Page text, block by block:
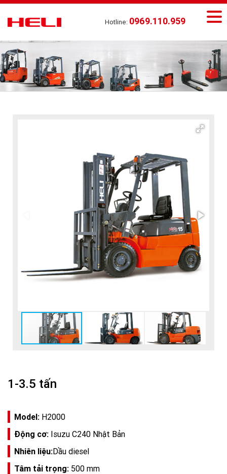
Hotline: 0969.110.959
1-3.5 tấn
Model: H2000
Động cơ: Isuzu C240 Nhật Bản
Nhiên liệu:Dầu diesel
Tâm tải trọng: 500 mm